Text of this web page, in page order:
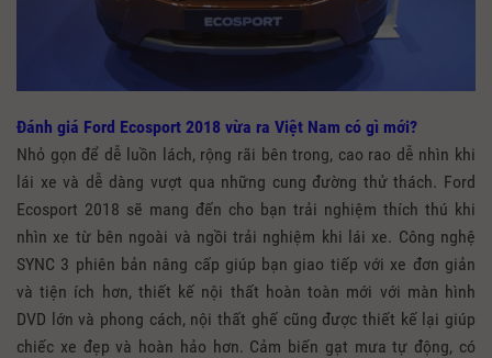
Đánh giá Ford Ecosport 2018 vừa ra Việt Nam có gì mới?
Nhỏ gọn để dễ luồn lách, rộng rãi bên trong, cao rao dễ nhìn khi
lái xe và dễ dàng vượt qua những cung đường thử thách. Ford
Ecosport 2018 sẽ mang đến cho bạn trải nghiệm thích thú khi
nhìn xe từ bên ngoài và ngồi trải nghiệm khi lái xe. Công nghệ
SYNC 3 phiên bản nâng cấp giúp bạn giao tiếp với xe đơn giản
và tiện ích hơn, thiết kế nội thất hoàn toàn mới với màn hình
DVD lớn và phong cách, nội thất ghế cũng được thiết kế lại giúp
chiếc xe đẹp và hoàn hảo hơn. Cảm biến gạt mưa tự động, có